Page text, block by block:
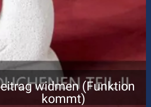
widmen (Funktion
kommt)